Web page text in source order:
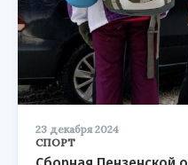
23 декабря 2024
СПОРТ